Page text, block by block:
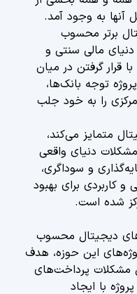
آنها به وجود آمد.
برتر محسوب
مالی سنتی و
قرار گرفتن در میان
توجه بانک‌ها،
را به خود جلب
متمایز می‌کند،
دنیای واقعی
و سوداگری،
کاربردی برای بهبود
شده است.
دیجیتال محسوب
این حوزه، هدف
پرداخت‌های
با ایجاد